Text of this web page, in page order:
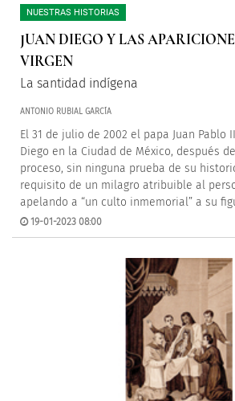
NUESTRAS HISTORIAS
JUAN DIEGO Y LAS
VIRGEN
La santidad indígena
ANTONIO RUBIAL GARCÍA
El 31 de julio de 2002 el papa Juan Pablo
Diego en la Ciudad de México, después
proceso, sin ninguna prueba de su
requisito de un milagro atribuible al
apelando a “un culto inmemorial” a su
19-01-2023 08:00